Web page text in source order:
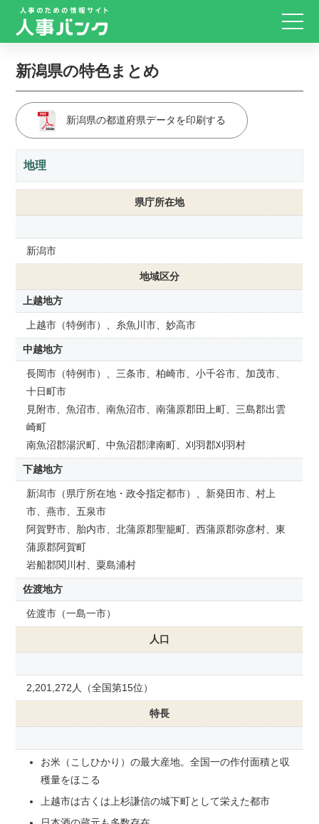
新潟県の特色まとめ
新潟県の都道府県データを印刷する
地理
県庁所在地
新潟市
地域区分
上越地方
上越市（特例市）、糸魚川市、妙高市
中越地方
長岡市（特例市）、三条市、柏崎市、小千谷市、加茂市、
十日町市
見附市、魚沼市、南魚沼市、南蒲原郡田上町、三島郡出雲
崎町
南魚沼郡湯沢町、中魚沼郡津南町、刈羽郡刈羽村
下越地方
新潟市（県庁所在地・政令指定都市）、新発田市、村上
市、燕市、五泉市
阿賀野市、胎内市、北蒲原郡聖籠町、西蒲原郡弥彦村、東
蒲原郡阿賀町
岩船郡関川村、粟島浦村
佐渡地方
佐渡市（一島一市）
人口
2,201,272人（全国第15位）
特長
お米（こしひかり）の最大産地。全国一の作付面積と収
穫量をほこる
上越市は古くは上杉謙信の城下町として栄えた都市